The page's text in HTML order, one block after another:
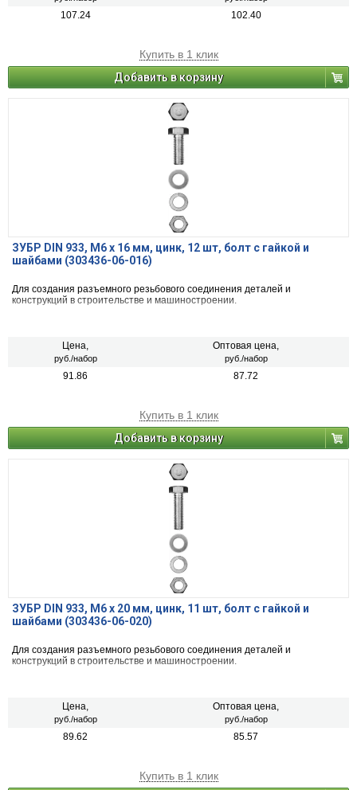
107.24 102.40
Купить в 1 клик
Добавить в корзину
ЗУБР DIN 933, M6 х 16 мм, цинк, 12 шт, болт с гайкой и
шайбами (303436-06-016)
Для создания разъемного резьбового соединения деталей и
конструкций в строительстве и машиностроении.
Цена,
руб./набор
Оптовая цена,
руб./набор
91.86 87.72
Купить в 1 клик
Добавить в корзину
ЗУБР DIN 933, M6 х 20 мм, цинк, 11 шт, болт с гайкой и
шайбами (303436-06-020)
Для создания разъемного резьбового соединения деталей и
конструкций в строительстве и машиностроении.
Цена,
руб./набор
Оптовая цена,
руб./набор
89.62 85.57
Купить в 1 клик